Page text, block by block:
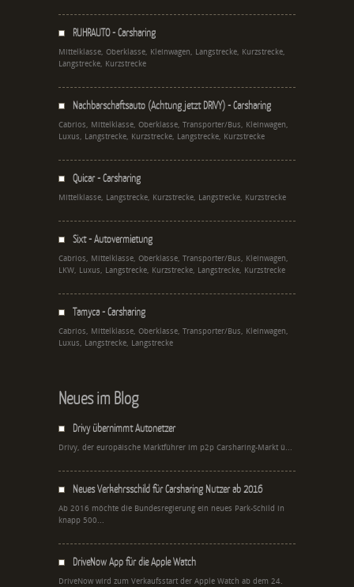
RUHRAUTO - Carsharing
Mittelklasse, Oberklasse, Kleinwagen, Langstrecke, Kurzstrecke,
Langstrecke, Kurzstrecke
Nachbarschaftsauto (Achtung jetzt DRIVY) - Carsharing
Cabrios, Mittelklasse, Oberklasse, Transporter/Bus, Kleinwagen,
Luxus, Langstrecke, Kurzstrecke, Langstrecke, Kurzstrecke
Quicar - Carsharing
Mittelklasse, Langstrecke, Kurzstrecke, Langstrecke, Kurzstrecke
Sixt - Autovermietung
Cabrios, Mittelklasse, Oberklasse, Transporter/Bus, Kleinwagen,
LKW, Luxus, Langstrecke, Kurzstrecke, Langstrecke, Kurzstrecke
Tamyca - Carsharing
Cabrios, Mittelklasse, Oberklasse, Transporter/Bus, Kleinwagen,
Luxus, Langstrecke, Langstrecke
Neues im Blog
Drivy übernimmt Autonetzer
Drivy, der europäische Marktführer im p2p Carsharing-Markt ü...
Neues Verkehrsschild für Carsharing Nutzer ab 2016
Ab 2016 möchte die Bundesregierung ein neues Park-Schild in
knapp 500...
DriveNow App für die Apple Watch
DriveNow wird zum Verkaufsstart der Apple Watch ab dem 24.